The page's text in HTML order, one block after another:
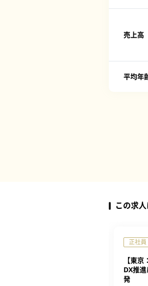
売上高
平均年
この求
正社員
【東
DX推
発